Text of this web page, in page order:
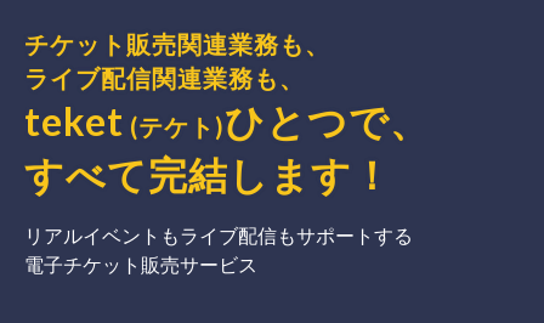
チケット販売関連業務も、
ライブ配信関連業務も、
teket (テケト)ひとつで、
すべて完結 します ！
リアルイベントもライブ配信もサポートする
電子チケット販売サービス